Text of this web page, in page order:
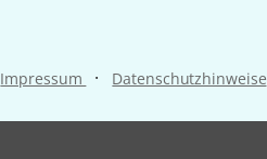
Impressum · Datenschutzhinweise